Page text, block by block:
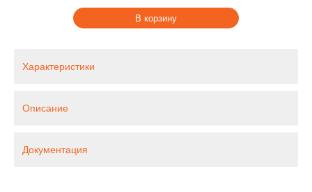
В корзину
Характеристики
Описание
Документация